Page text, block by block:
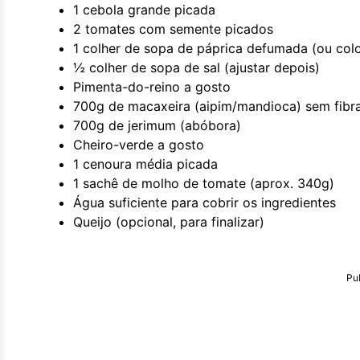
1 cebola grande picada
2 tomates com semente picados
1 colher de sopa de páprica defumada (ou
½ colher de sopa de sal (ajustar depois)
Pimenta-do-reino a gosto
700g de macaxeira (aipim/mandioca) sem
700g de jerimum (abóbora)
Cheiro-verde a gosto
1 cenoura média picada
1 sachê de molho de tomate (aprox. 340g)
Água suficiente para cobrir os ingredientes
Queijo (opcional, para finalizar)